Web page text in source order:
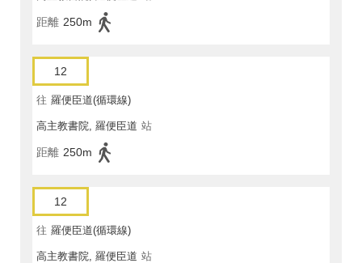
距離 250m
12
往 羅便臣道(循環線)
高主教書院, 羅便臣道 站
距離 250m
12
往 羅便臣道(循環線)
高主教書院, 羅便臣道 站